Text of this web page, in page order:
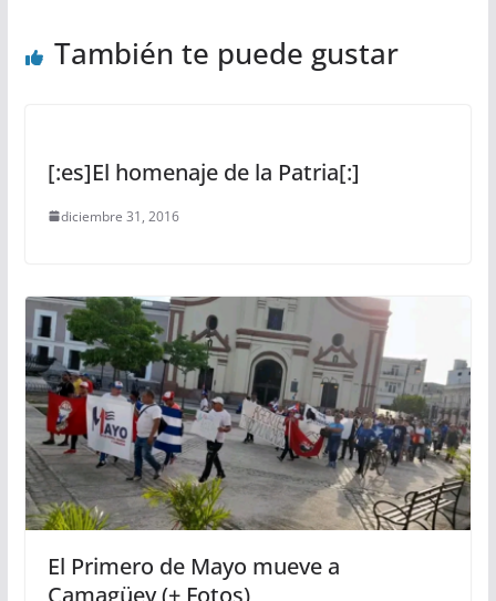
También te puede gustar
[:es]El homenaje de la Patria[:]
diciembre 31, 2016
El Primero de Mayo mueve a